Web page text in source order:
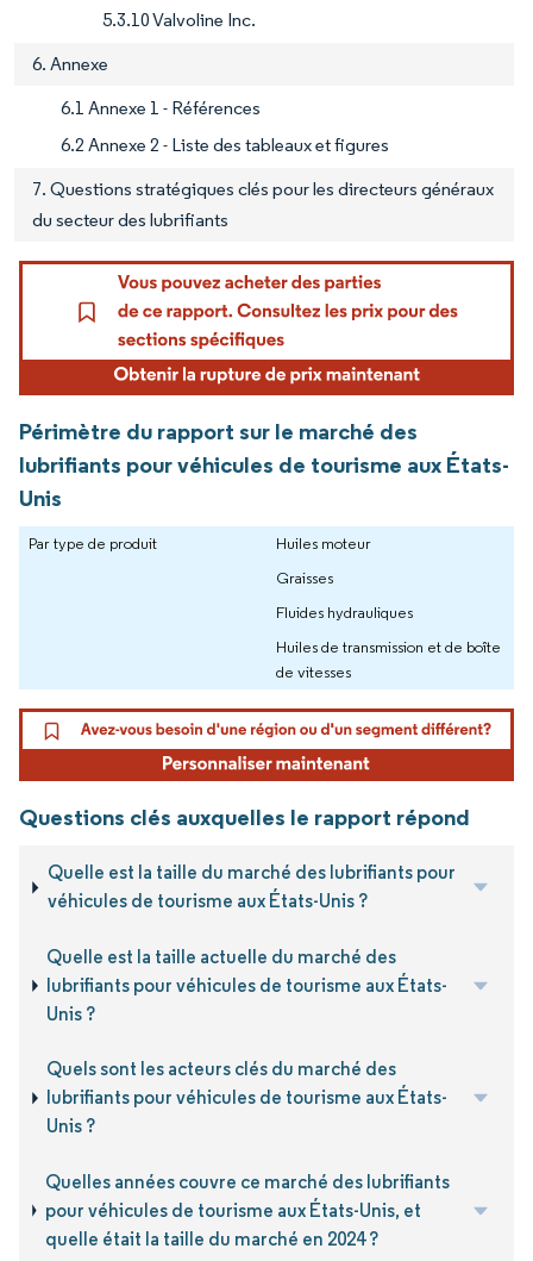
5.3.10 Valvoline Inc.
6. Annexe
6.1 Annexe 1 - Références
6.2 Annexe 2 - Liste des tableaux et figures
7. Questions stratégiques clés pour les directeurs généraux
du secteur des lubrifiants
Périmètre du rapport sur le marché des
lubrifiants pour véhicules de tourisme aux États-
Unis
Par type de produit
Huiles moteur
Graisses
Fluides hydrauliques
Huiles de transmission et de boîte
de vitesses
Questions clés auxquelles le rapport répond
Quelle est la taille du marché des lubrifiants pour
véhicules de tourisme aux États-Unis ?
Quelle est la taille actuelle du marché des
lubrifiants pour véhicules de tourisme aux États-
Unis ?
Quels sont les acteurs clés du marché des
lubrifiants pour véhicules de tourisme aux États-
Unis ?
Quelles années couvre ce marché des lubrifiants
pour véhicules de tourisme aux États-Unis, et
quelle était la taille du marché en 2024 ?